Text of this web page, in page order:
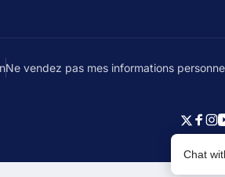
Ne vendez pas mes informations
Twitter